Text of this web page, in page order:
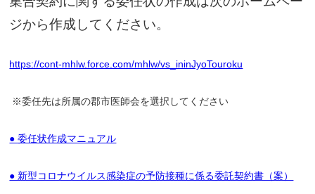
ジから作成してください。
https://cont-mhlw.force.com/mhlw/vs_ininJyoTouroku
※委任先は所属の郡市医師会を選択してください
● 委任状作成マニュアル
● 新型コロナウイルス感染症の予防接種に係る委託契約書（案）